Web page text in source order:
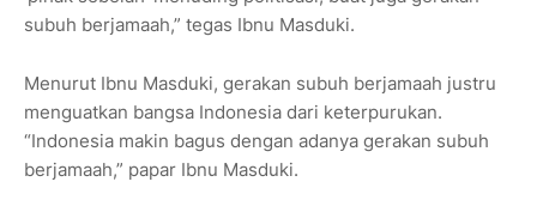
subuh berjamaah,” tegas Ibnu Masduki.
Menurut Ibnu Masduki, gerakan subuh berjamaah justru
menguatkan bangsa Indonesia dari keterpurukan.
“Indonesia makin bagus dengan adanya gerakan subuh
berjamaah,” papar Ibnu Masduki.